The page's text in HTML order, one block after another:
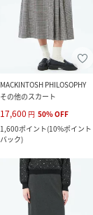
MACKINTOSH PHILOSOPHY
その他のスカート
17,600 円 50%OFF
1,600ポイント(10%ポイント
バック)